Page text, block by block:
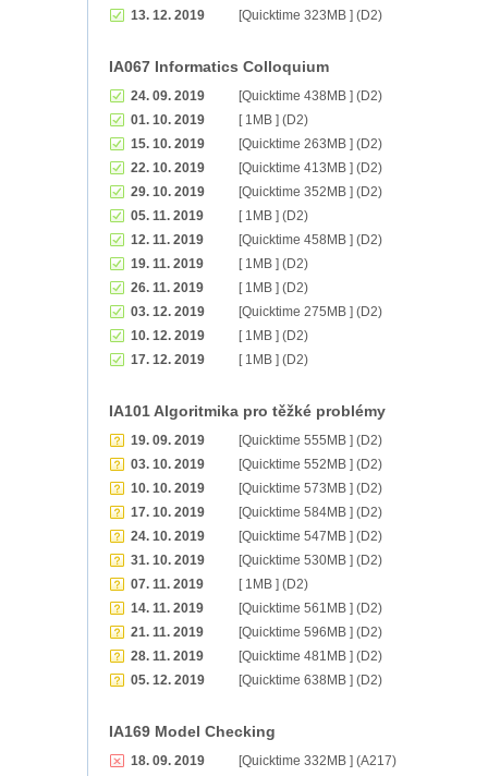
13. 12. 2019
[Quicktime 323MB ] (D2)
IA067 Informatics Colloquium
24. 09. 2019
[Quicktime 438MB ] (D2)
01. 10. 2019
[ 1MB ] (D2)
15. 10. 2019
[Quicktime 263MB ] (D2)
22. 10. 2019
[Quicktime 413MB ] (D2)
29. 10. 2019
[Quicktime 352MB ] (D2)
05. 11. 2019
[ 1MB ] (D2)
12. 11. 2019
[Quicktime 458MB ] (D2)
19. 11. 2019
[ 1MB ] (D2)
26. 11. 2019
[ 1MB ] (D2)
03. 12. 2019
[Quicktime 275MB ] (D2)
10. 12. 2019
[ 1MB ] (D2)
17. 12. 2019
[ 1MB ] (D2)
IA101 Algoritmika pro těžké problémy
19. 09. 2019
[Quicktime 555MB ] (D2)
03. 10. 2019
[Quicktime 552MB ] (D2)
10. 10. 2019
[Quicktime 573MB ] (D2)
17. 10. 2019
[Quicktime 584MB ] (D2)
24. 10. 2019
[Quicktime 547MB ] (D2)
31. 10. 2019
[Quicktime 530MB ] (D2)
07. 11. 2019
[ 1MB ] (D2)
14. 11. 2019
[Quicktime 561MB ] (D2)
21. 11. 2019
[Quicktime 596MB ] (D2)
28. 11. 2019
[Quicktime 481MB ] (D2)
05. 12. 2019
[Quicktime 638MB ] (D2)
IA169 Model Checking
18. 09. 2019
[Quicktime 332MB ] (A217)